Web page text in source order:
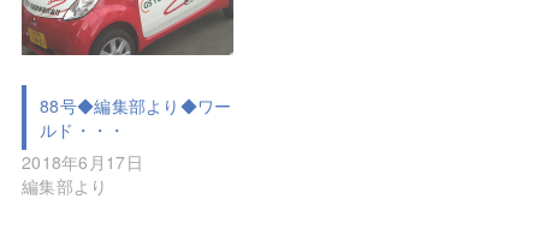
88号◆編集部より◆ワー
ルド・・・
2018年6月17日
編集部より